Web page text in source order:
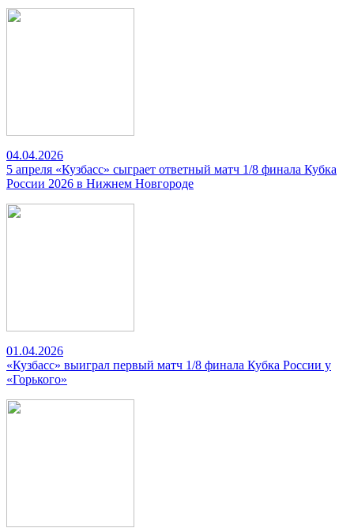
04.04.2026
5 апреля «Кузбасс» сыграет ответный матч 1/8 финала Кубка
России 2026 в Нижнем Новгороде
01.04.2026
«Кузбасс» выиграл первый матч 1/8 финала Кубка России у
«Горького»